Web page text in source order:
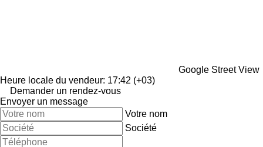
Google Street View
Heure locale du vendeur: 17:42 (+03)
Demander un rendez-vous
Envoyer un message
Votre nom
Société